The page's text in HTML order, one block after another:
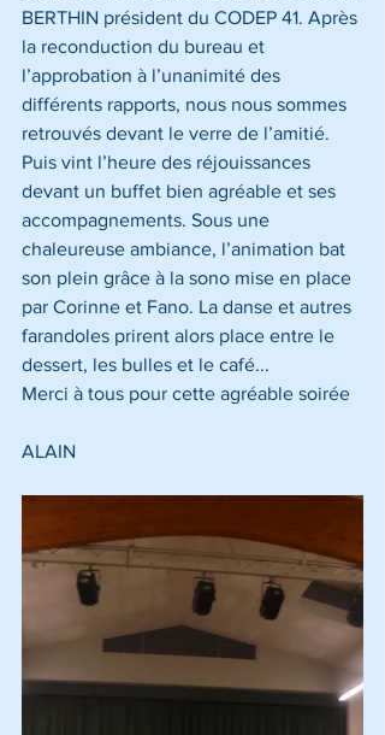
BERTHIN président du CODEP 41. Après
la reconduction du bureau et
l’approbation à l’unanimité des
différents rapports, nous nous sommes
retrouvés devant le verre de l’amitié.
Puis vint l’heure des réjouissances
devant un buffet bien agréable et ses
accompagnements. Sous une
chaleureuse ambiance, l’animation bat
son plein grâce à la sono mise en place
par Corinne et Fano. La danse et autres
farandoles prirent alors place entre le
dessert, les bulles et le café...
Merci à tous pour cette agréable soirée
ALAIN